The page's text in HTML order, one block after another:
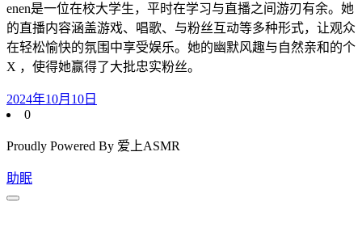
enen是一位在校大学生，平时在学习与直播之间游刃有余。她
的直播内容涵盖游戏、唱歌、与粉丝互动等多种形式，让观众
在轻松愉快的氛围中享受娱乐。她的幽默风趣与自然亲和的个
X ，使得她赢得了大批忠实粉丝。
2024年10月10日
0
Proudly Powered By 爱上ASMR
助眠